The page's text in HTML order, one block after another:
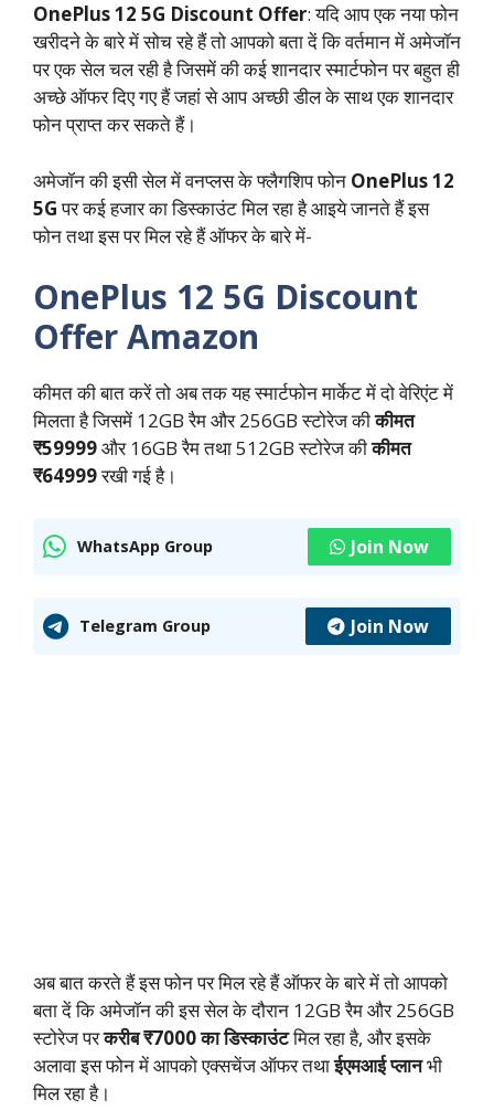
OnePlus 12 5G Discount Offer: यदि आप एक नया फोन
खरीदने के बारे में सोच रहे हैं तो आपको बता दें कि वर्तमान में अमेजॉन
पर एक सेल चल रही है जिसमें की कई शानदार स्मार्टफोन पर बहुत ही
अच्छे ऑफर दिए गए हैं जहां से आप अच्छी डील के साथ एक शानदार
फोन प्राप्त कर सकते हैं।
अमेजॉन की इसी सेल में वनप्लस के फ्लैगशिप फोन OnePlus 12
5Gपर कई हजार का डिस्काउंट मिल रहा है आइये जानते हैं इस
फोन तथा इस पर मिल रहे हैं ऑफर के बारे में-
OnePlus 12 5G Discount
Offer Amazon
कीमत की बात करें तो अब तक यह स्मार्टफोन मार्केट में दो वेरिएंट में
मिलता है जिसमें 12GB रैम और 256GB स्टोरेज कीकीमत
₹59999और 16GB रैम तथा 512GB स्टोरेज कीकीमत
₹64999रखी गई है।
WhatsApp Group Join Now
Telegram Group Join Now
अब बात करते हैं इस फोन पर मिल रहे हैं ऑफर के बारे में तो आपको
बता दें कि अमेजॉन की इस सेल के दौरान 12GB रैम और 256GB
स्टोरेज परकरीब ₹7000 का डिस्काउंटमिल रहा है, और इसके
अलावा इस फोन में आपको एक्सचेंज ऑफर तथाईएमआई प्लानभी
मिल रहा है।